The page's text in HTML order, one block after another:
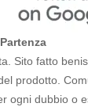
Sito fatto
prodotto.
ogni dubbio o